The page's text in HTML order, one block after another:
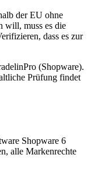
der EU ohne
will, muss es die
dass es zur
(Shopware).
Prüfung findet
Shopware 6
alle Markenrechte